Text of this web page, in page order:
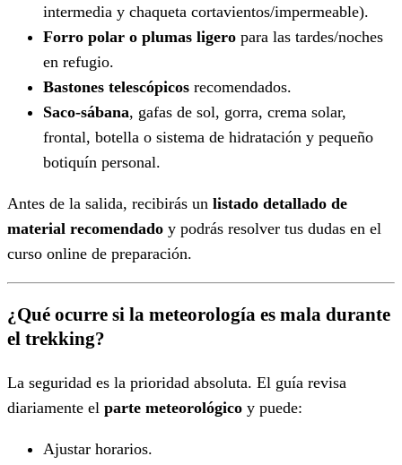
intermedia y chaqueta cortavientos/impermeable).
Forro polar o plumas ligero para las tardes/noches
en refugio.
Bastones telescópicos recomendados.
Saco-sábana, gafas de sol, gorra, crema solar,
frontal, botella o sistema de hidratación y pequeño
botiquín personal.
Antes de la salida, recibirás un listado detallado de
material recomendado y podrás resolver tus dudas en el
curso online de preparación.
¿Qué ocurre si la meteorología es mala durante
el trekking?
La seguridad es la prioridad absoluta. El guía revisa
diariamente el parte meteorológico y puede:
Ajustar horarios.